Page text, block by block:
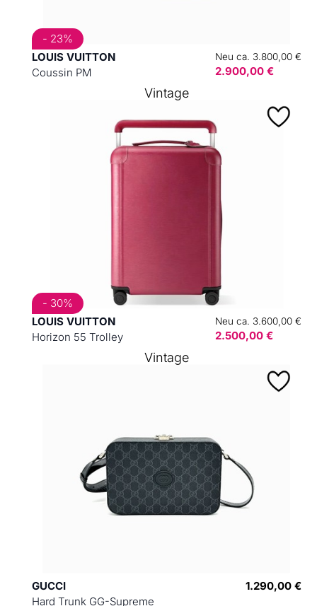
LOUIS VUITTON
Coussin PM
Neu ca. 3.800,00 €
2.900,00 €
- 23%
LOUIS VUITTON
Horizon 55 Trolley
Neu ca. 3.600,00 €
2.500,00 €
- 30%
Vintage
GUCCI
Hard Trunk GG-Supreme
1.290,00 €
Vintage